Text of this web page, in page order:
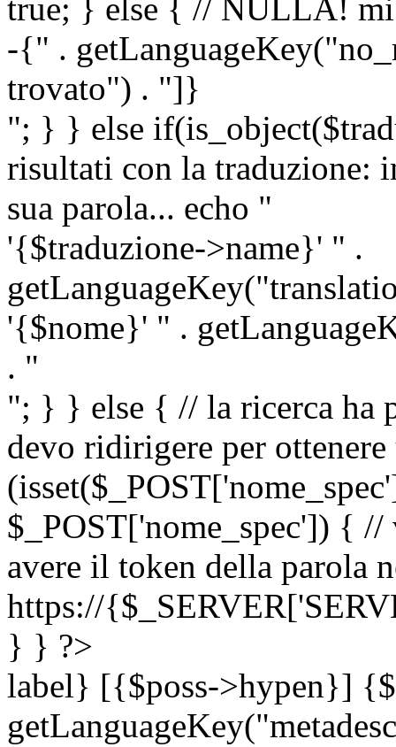
true; } else { // NULLA! mi
-{" .
trovato") . "]}
"; } } else
risultati con la traduzione:
sua parola... echo "
'{$traduzione->name}' " .
'{$nome}' " .
. "
"; } } else { // la ricerca ha
devo ridirigere per
$_POST['nome_spec']) {
avere il token della parola
https://
} } ?>
label} [{$poss->hypen}]